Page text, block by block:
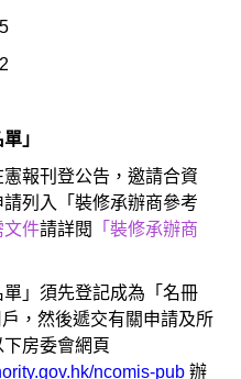
」
報刊登公告，邀請合資
列入「裝修承辦商參考
文件請詳閱 「 裝修承辦商
」須先登記成為「名冊
，然後遞交有關申請及所
房委會網頁
ncomis-pub 辦